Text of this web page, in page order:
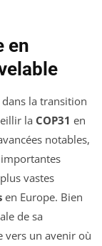
en
la transition
la COP31 en
notables,
vastes
en Europe. Bien
de sa
vers un avenir où